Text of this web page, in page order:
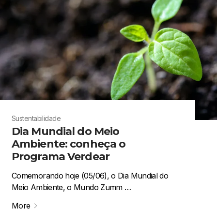
Sustentabilidade
Dia Mundial do Meio
Ambiente: conheça o
Programa Verdear
Comemorando hoje (05/06), o Dia Mundial do
Meio Ambiente, o Mundo Zumm …
More